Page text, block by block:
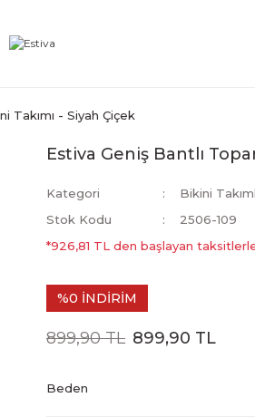
Takımı - Siyah Çiçek
Estiva Geniş Bantlı
Kategori
Bikini
Stok Kodu
2506-109
*926,81 TL den başlayan
%0 İNDİRİM
899,90 TL 899,90 TL
Beden